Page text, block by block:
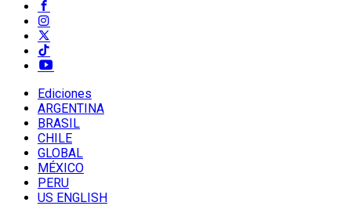
Ediciones
ARGENTINA
BRASIL
CHILE
GLOBAL
MÉXICO
PERU
US ENGLISH